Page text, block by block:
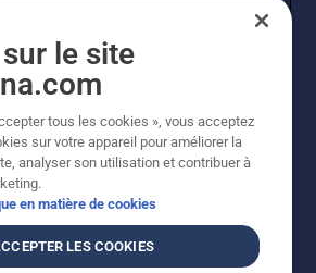
(publ). Tous droits réservés. Les prix
prix de vente conseillés. Photos non
les prix indiqués sont des prix de
pour un achat direct.
le site
tous les cookies », vous acceptez
sur votre appareil pour améliorer la
analyser son utilisation et contribuer à
en matière de cookies
LES COOKIES